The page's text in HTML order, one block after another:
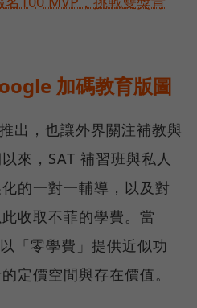
加碼教育版圖
出，也讓外界關注補教與
來，SAT 補習班與私人
的一對一輔導，以及對
收取不菲的學費。當
「零學費」提供近似功
定價空間與存在價值。